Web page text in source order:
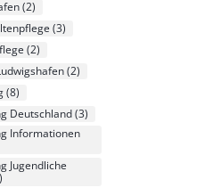
(2)
(3)
(2)
(2)
(8)
Deutschland(3)
Informationen
Jugendliche